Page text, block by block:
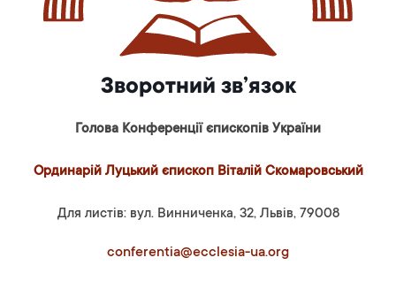
Зворотний зв’язок
Голова Конференції єпископів України
Ординарій Луцький єпископ Віталій Скомаровський
Для листів: вул. Винниченка, 32, Львів, 79008
conferentia@ecclesia-ua.org